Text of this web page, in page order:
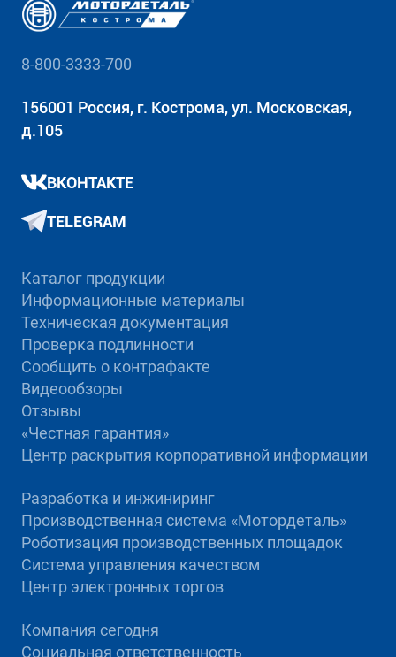
8-800-3333-700
156001 Россия, г. Кострома, ул. Московская,
д.105
ВКОНТАКТЕ
TELEGRAM
Каталог продукции
Информационные материалы
Техническая документация
Проверка подлинности
Сообщить о контрафакте
Видеообзоры
Отзывы
«Честная гарантия»
Центр раскрытия корпоративной информации
Разработка и инжиниринг
Производственная система «Mотордеталь»
Роботизация производственных площадок
Система управления качеством
Центр электронных торгов
Компания сегодня
Социальная ответственность